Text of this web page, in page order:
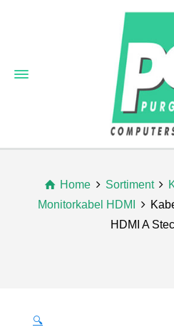
Home Sortiment
Monitorkabel HDMI
HDMI A
🔍